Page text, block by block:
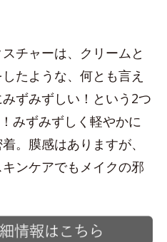
チャーは、クリームと
たような、何とも言え
ずみずしい！という2つ
みずみずしく軽やかに
。膜感はありますが、
ンケアでもメイクの邪